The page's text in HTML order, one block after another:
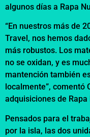
algunos días a Rapa
“En nuestros más de
Travel, nos hemos
más robustos. Los
no se oxidan, y es
mantención también
localmente”, comentó
adquisiciones de Rapa
Pensados para el
por la isla, las dos